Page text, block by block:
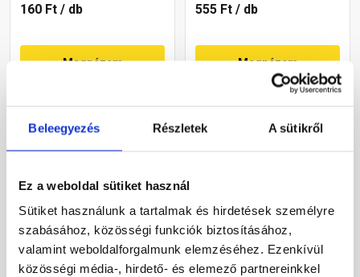
Beleegyezés Részletek A sütikről
Ez a weboldal sütiket használ
Sütiket használunk a tartalmak és hirdetések személyre
szabásához, közösségi funkciók biztosításához,
valamint weboldalforgalmunk elemzéséhez. Ezenkívül
közösségi média-, hirdető- és elemező partnereinkkel
160 Ft / db
Megnézem
555 Ft / db
Megnézem
Leier kúpcseréprögzítő
téglavörös
Bramac rögzítőcsavar
téglavörös